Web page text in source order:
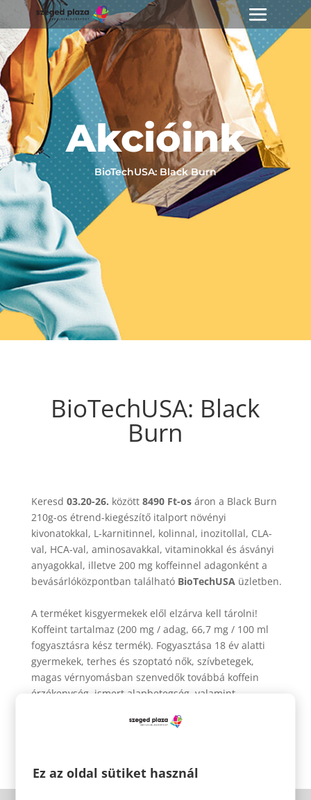
Akcióink
BioTechUSA: Black Burn
BioTechUSA: Black
Burn
Keresd 03.20-26. között8490 Ft-os áron a Black Burn
210g-os étrend-kiegészítő italport növényi
kivonatokkal, L-karnitinnel, kolinnal, inozitollal, CLA-
val, HCA-val, aminosavakkal, vitaminokkal és ásványi
anyagokkal, illetve 200 mg koffeinnel adagonként a
bevásárlóközpontban található BioTechUSAüzletben.
A terméket kisgyermekek elől elzárva kell tárolni!
Koffeint tartalmaz (200 mg / adag, 66,7 mg / 100 ml
fogyasztásra kész termék). Fogyasztása 18 év alatti
gyermekek, terhes és szoptató nők, szívbetegek,
magas vérnyomásban szenvedők továbbá koffein
érzékenység, ismert alapbetegség, valamint
napi fogyasztási mennyiséget ne lépd túl!
Ez az oldal sütiket használ